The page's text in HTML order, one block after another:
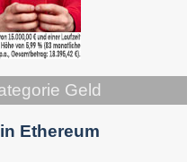
Geld
Ethereum